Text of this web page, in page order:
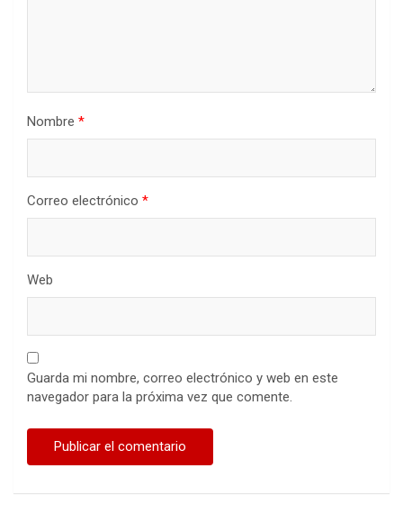
Nombre *
Correo electrónico *
Web
Guarda mi nombre, correo electrónico y web en este
navegador para la próxima vez que comente.